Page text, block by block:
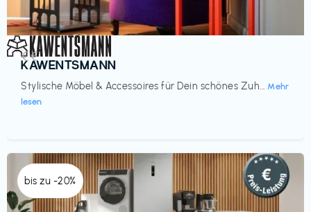
Einrichtung
KAWENTSMANN
Stylische Möbel & Accessoires für Dein schönes Zuh... Mehr
lesen
€€‎
bis zu -20%